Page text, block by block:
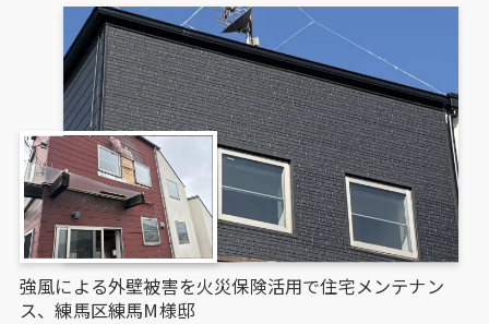
強風による外壁被害を火災保険活用で住宅メンテナン
ス、練馬区練馬M様邸